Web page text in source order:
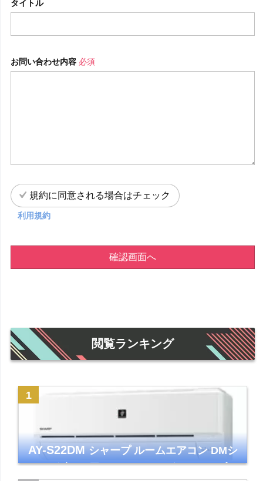
タイトル
お問い合わせ内容 必須
規約に同意される場合はチェック
利用規約
確認画面へ
閲覧ランキング
AY-S22DMシャープ ルームエアコン DMシ
リーズ 主に6畳 ホワイト 2024年モデル プラ